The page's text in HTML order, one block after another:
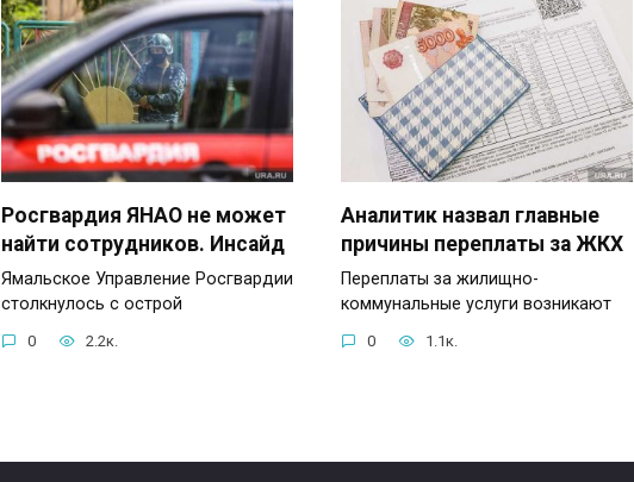
Росгвардия ЯНАО не может
найти сотрудников. Инсайд
Ямальское Управление Росгвардии
столкнулось с острой
0 2.2к.
Аналитик назвал главные
причины переплаты за ЖКХ
Переплаты за жилищно-
коммунальные услуги возникают
0 1.1к.